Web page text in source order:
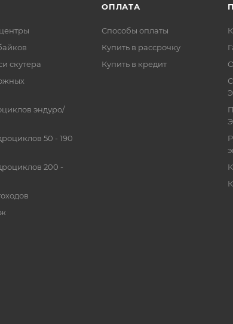
скутера
эндуро/
50 - 190
200 -
ОПЛАТА
Способы оплаты
Купить в рассрочку
Купить в кредит